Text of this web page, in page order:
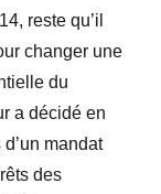
reste qu’il
changer une
du
a décidé en
mandat
des